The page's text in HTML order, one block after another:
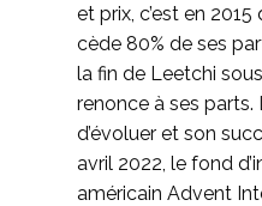
et prix, c’est en
cède 80% de ses
la fin de Leetchi
renonce à ses parts.
d’évoluer et son
avril 2022, le fond
américain Advent